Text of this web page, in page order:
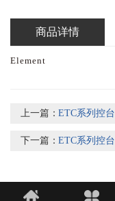
商品详情
Element
上一篇：ETC系列控台
下一篇：ETC系列控台